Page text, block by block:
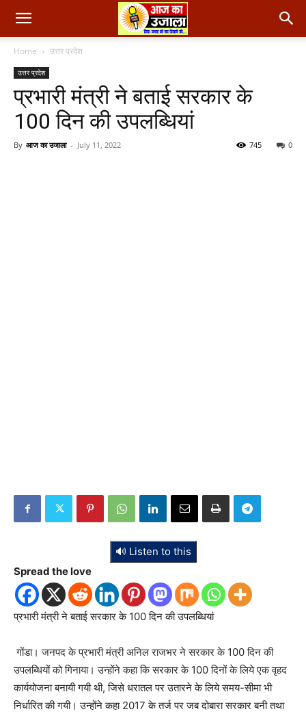
Home उत्तर प्रदेश
उत्तर प्रदेश
प्रभारी मंत्री ने बताई सरकार के
100 दिन की उपलब्धियां
By आज का उजाला - July 11, 2022 0
745
🔊 Listen to this
Spread the love
प्रभारी मंत्री ने बताई सरकार के 100 दिन की उपलब्धियां
गोंडा। जनपद के प्रभारी मंत्री अनिल राजभर ने सरकार के 100 दिन की
उपलब्धियों को गिनाया। उन्होंने कहा कि सरकार के 100 दिनों के लिये एक वृहद
कार्ययोजना बनायी गयी थी, जिसे धरातल पर उतारने के लिये समय-सीमा भी
निर्धारित की गयी। उन्होंने कहा 2017 के तर्ज पर जब दोबारा सरकार बनी तथा